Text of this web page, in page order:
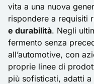
vita a una nuova
rispondere a requisiti
e durabilità. Negli
fermento senza
all’automotive, con
proprie linee di
più sofisticati, adatti